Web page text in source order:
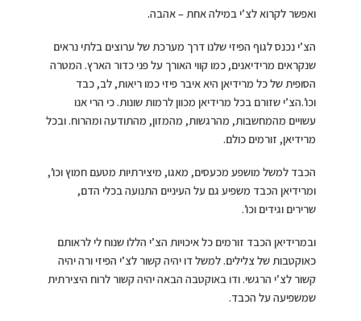
ואפשר לקרוא לצ’י במילה אחת – אהבה.
הצ’י נכנס לגוף הפיזי שלנו דרך מערכת של ערוצים בלתי נראים
שנקראים מרידיאנים, כמו קווי האורך על פני כדור הארץ. המטרה
הסופית של כל מרידיאן היא איבר פיזי כמו ריאות, לב, כבד
וכו’.הצ’י שזורם בכל מרידיאן מכוון לרמות שונות. כי הרי אנו
עשויים מהמחשבות, מהרגשות, מהמזון, מהתודעה ומהרוח. ובכל
מרידיאן, זורמים כולם.
הכבד למשל מושפע מכעסים, מאגו, מיצירתיות מטעם חמוץ וכו’,
ומרידיאן הכבד משפיע גם על העיניים התנועה בכלי הדם,
שרירים וגידים וכו’.
ובמרידיאן הכבד זורמים כל איכויות הצ’י הללו שנוח לי לראותם
כאוקטבות של צלילים. למשל דו יהיה קשור לצ’י הפיזי ורה יהיה
קשור לצ’י הרגשי. ודו באוקטבה הבאה יהיה קשור לרוח היצירתית
שמשפיעה על הכבד.